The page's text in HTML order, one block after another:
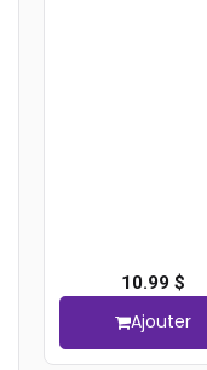
10.99 $
Ajouter